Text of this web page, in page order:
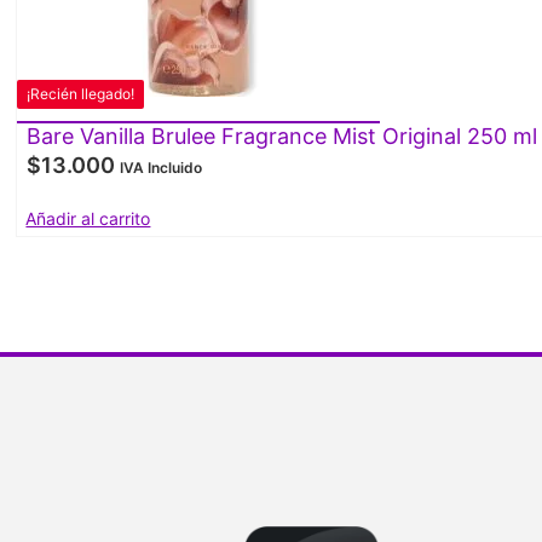
¡Recién llegado!
Bare Vanilla Brulee Fragrance Mist Original 250 ml
$13.000 IVA Incluido
Añadir al carrito